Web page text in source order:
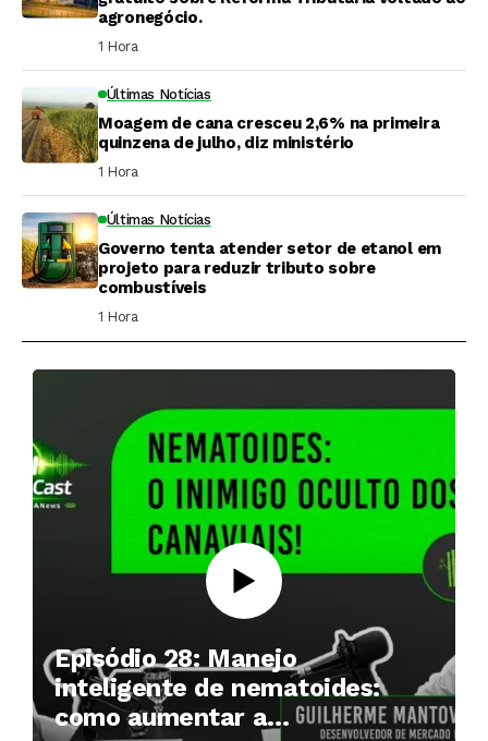
agronegócio.
1 Hora ⁮
Últimas Notícias
Moagem de cana cresceu 2,6% na primeira
quinzena de julho, diz ministério
1 Hora ⁮
Últimas Notícias
Governo tenta atender setor de etanol em
projeto para reduzir tributo sobre
combustíveis
1 Hora ⁮
Episódio 28: Manejo
inteligente de nematoides:
como aumentar a